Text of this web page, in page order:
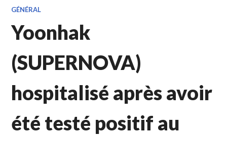
GÉNÉRAL
Yoonhak
(SUPERNOVA)
hospitalisé après avoir
été testé positif au